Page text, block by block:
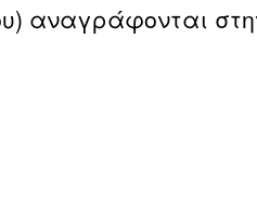
αναγράφονται